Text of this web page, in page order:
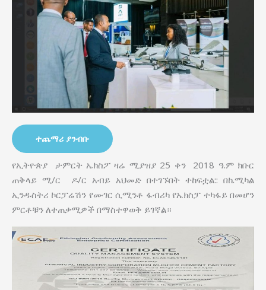
ተጨማሪ ያንብቡ
የኢትዮጵያ ታምርት ኤክስፖ ዛሬ ሚያዝያ 25 ቀን 2018 ዓ.ም ክቡር
ጠቅላይ ሚ/ር ዶ/ር አብይ አህመድ በተገኙበት ተከፍቷል:: በኬሚካል
ኢንዱስትሪ ኮርፓሬሽን የሙገር ሲሚንቶ ፋብሪካ የኤክስፓ ተካፋይ በመሆን
ምርቶቹን ለተጠቃሚዎች በማስተዋወቅ ይገኛል።